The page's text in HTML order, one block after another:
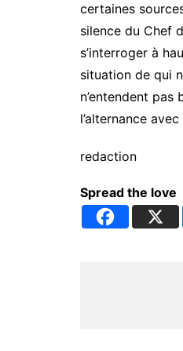
certaines
silence du Chef
s’interroger à
situation de qui
n’entendent pas
l’alternance
redaction
Spread the love